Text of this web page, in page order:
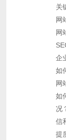
关
网
网
企
如
网
如
况
信
提